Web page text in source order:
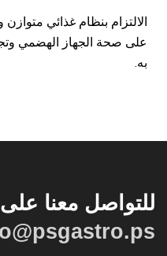
الالتزام بنظام غذائي
على صحة الجهاز الهضمي
به.
للتواصل معنا على